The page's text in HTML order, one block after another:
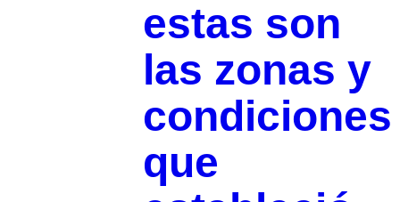
estas son
las zonas y
condiciones
que